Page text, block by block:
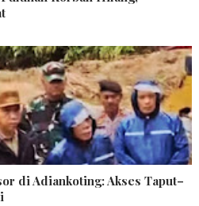
di Adiankoting: Akses Taput–